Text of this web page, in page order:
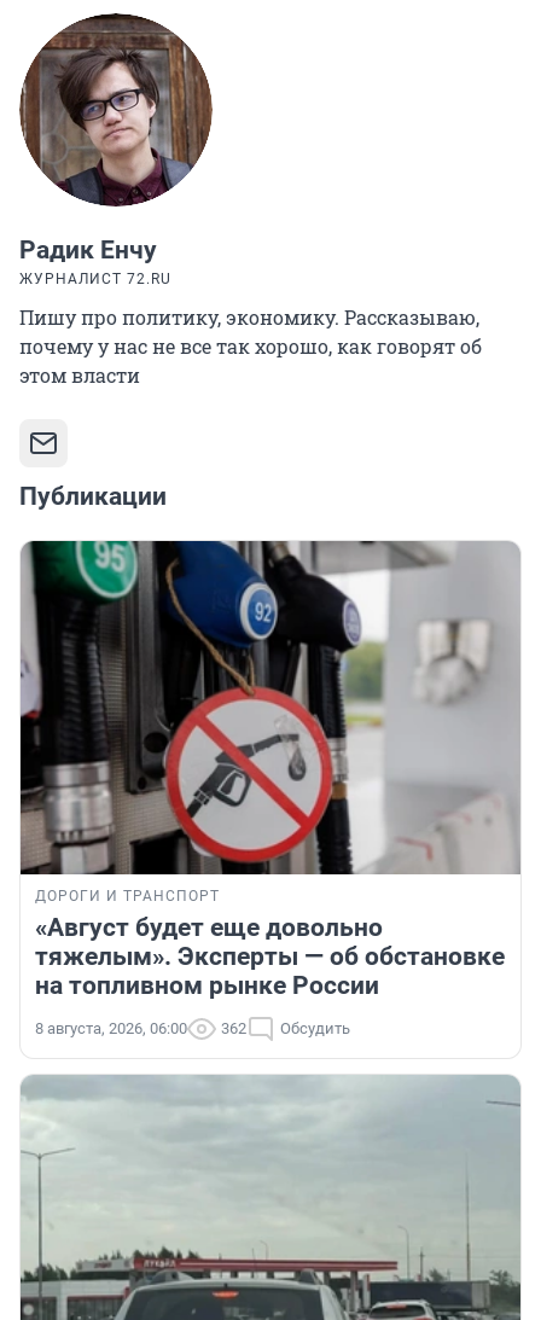
Радик Енчу
ЖУРНАЛИСТ 72.RU
Пишу про политику, экономику. Рассказываю,
почему у нас не все так хорошо, как говорят об
этом власти
Публикации
ДОРОГИ И ТРАНСПОРТ
«Август будет еще довольно
тяжелым». Эксперты — об обстановке
на топливном рынке России
8 августа, 2026, 06:00 362 Обсудить